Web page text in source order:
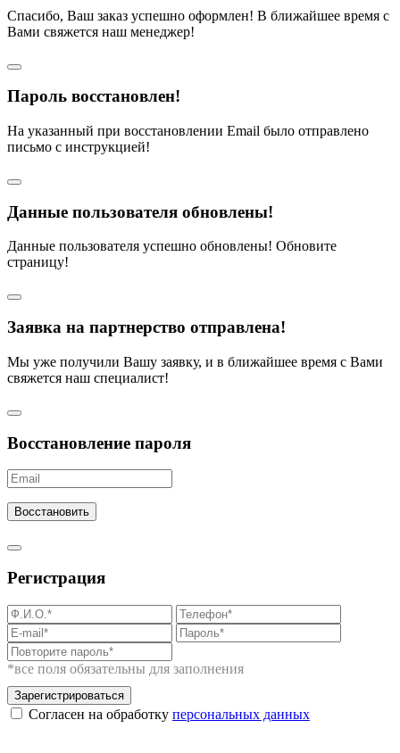
Спасибо, Ваш заказ успешно оформлен! В ближайшее время с
Вами свяжется наш менеджер!
Пароль восстановлен!
На указанный при восстановлении Email было отправлено
письмо с инструкцией!
Данные пользователя обновлены!
Данные пользователя успешно обновлены! Обновите
страницу!
Заявка на партнерство отправлена!
Мы уже получили Вашу заявку, и в ближайшее время с Вами
свяжется наш специалист!
Восстановление пароля
Восстановить
Регистрация
*все поля обязательны для заполнения
Зарегистрироваться
Согласен на обработку персональных данных